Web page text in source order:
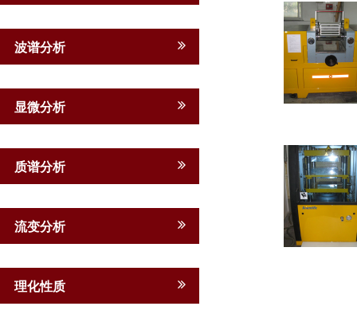
波谱分析
显微分析
质谱分析
流变分析
理化性质